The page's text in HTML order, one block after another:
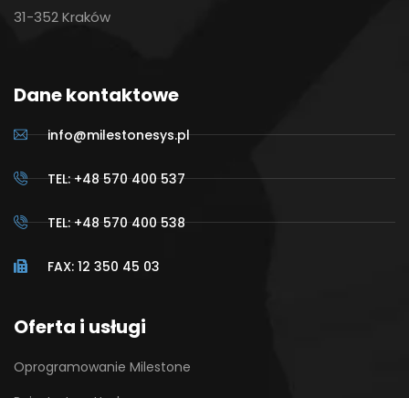
31-352 Kraków
Dane kontaktowe
info@milestonesys.pl
TEL: +48 570 400 537
TEL: +48 570 400 538
FAX: 12 350 45 03
Oferta i usługi
Oprogramowanie Milestone